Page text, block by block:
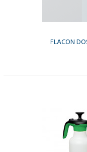
FLACON